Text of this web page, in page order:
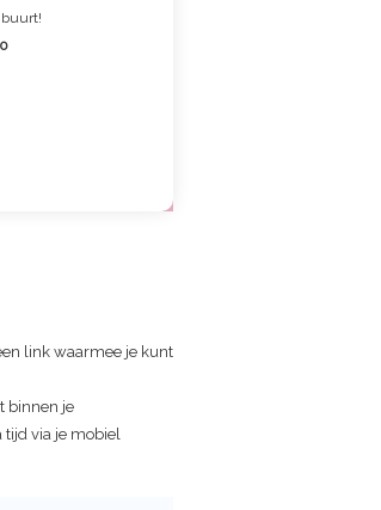
buurt!
link waarmee je kunt
binnen je
tijd via je mobiel